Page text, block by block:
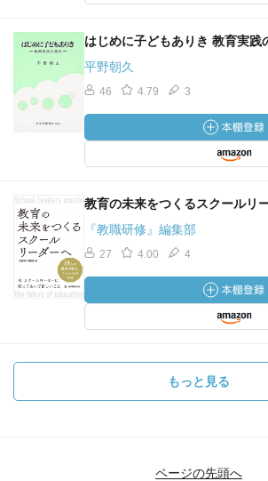
はじめに子どもありき 教育実践
平野朝久
46 4.79 3
教育の未来をつくるスクールリ
『教職研修』編集部
27 4.00 4
もっと見る
ページの先頭へ